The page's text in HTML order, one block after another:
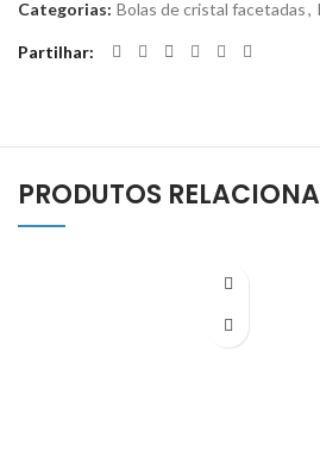
Categorias: Bolas de cristal facetadas,
Partilhar
PRODUTOS